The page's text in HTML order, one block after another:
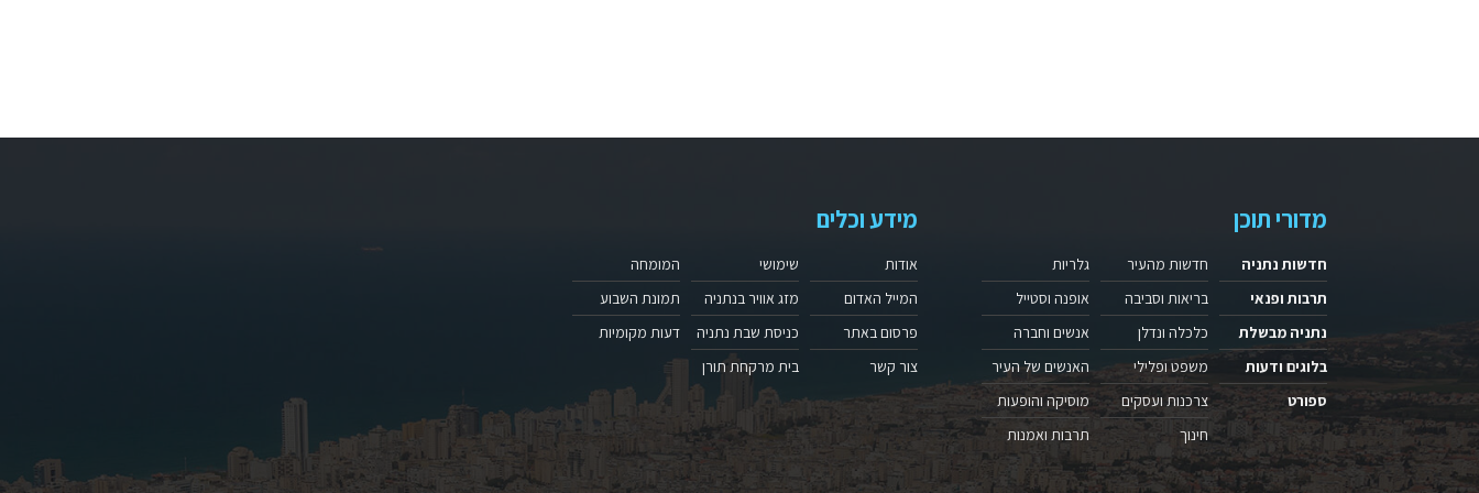
מדורי תוכן
חדשות נתניה
תרבות ופנאי
נתניה מבשלת
בלוגים ודעות
ספורט
חדשות מהעיר
בריאות וסביבה
כלכלה ונדלן
משפט ופלילי
צרכנות ועסקים
חינוך
גלריות
אופנה וסטייל
אנשים וחברה
האנשים של העיר
מוסיקה והופעות
תרבות ואמנות
מידע וכלים
אודות
המייל האדום
פרסום באתר
צור קשר
שימושי
מזג אוויר בנתניה
כניסת שבת נתניה
בית מרקחת תורן
המומחה
תמונת השבוע
דעות מקומיות